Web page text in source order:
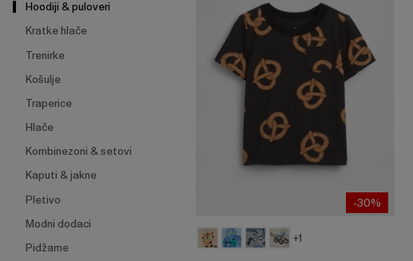
Hoodiji & puloveri
Kratke hlače
Trenirke
Košulje
Traperice
Hlače
Kombinezoni & setovi
Kaputi & jakne
Pletivo
Modni dodaci
Pidžame
-30%
+1